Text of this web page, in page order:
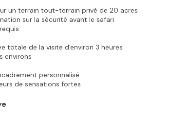
un terrain tout-terrain privé de 20 acres
sur la sécurité avant le safari
totale de la visite d'environ 3 heures
environs
personnalisé
de sensations fortes